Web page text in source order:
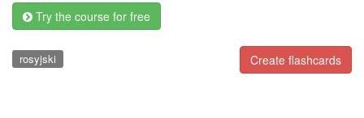
Try the course for free
Create flashcards
rosyjski